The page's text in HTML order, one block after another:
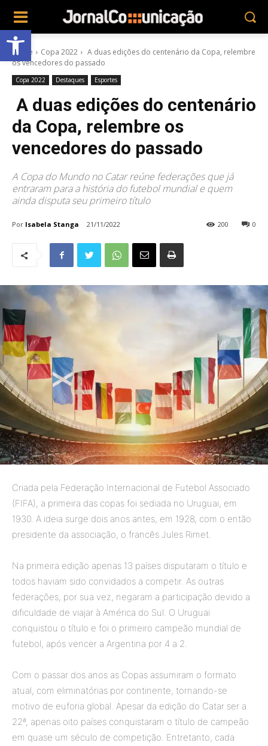
Abrir a barra de ferramentas
Home Copa 2022
A duas edições do centenário da Copa, relembre
os vencedores do passado
Copa 2022 Destaques Esportes
A duas edições do centenário
da Copa, relembre os
vencedores do passado
A Copa do Mundo no Catar reúne federações que já
entraram para a história do futebol mundial e quem
ainda disputa seu primeiro título
Por Isabela Stanga 21/11/2022 0
200
Criada pela Federação Internacional de Futebol Associado
(FIFA), a primeira das copas foi sediada no Uruguai, em
1930. A ideia surge dois anos antes, em 1928, com o então
presidente da associação, o francês Jules Rimet.
Na primeira edição apenas 13 países disputaram o título e
todos haviam sido convidados a competir. As outras
federações, por sua vez, negaram a participação devido a
dificuldade de viajar à América do Sul. O Uruguai
conquistou o título e foi o primeiro campeão mundial de
futebol, após vencer a Argentina por 4 a 2.
Com o passar dos anos as Copas assumiram o formato
atual, com eliminatórias por continente, tornando-se
motivo de euforia global. Apesar da edição do Catar ser a
22ª, apenas oito países conquistaram o título de campeão
em quase um século de competição. Entretanto, cada